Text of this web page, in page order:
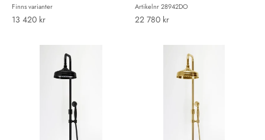
Finns varianter
REA-pris
13 420 kr
Artikelnr 28942DO
REA-pris
22 780 kr